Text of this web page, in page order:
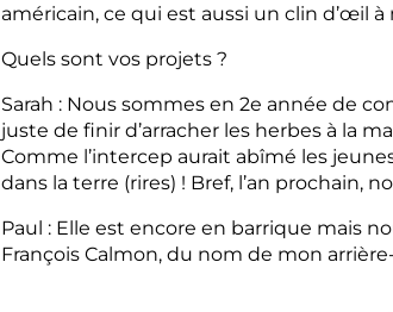
américain, ce qui est aussi un clin d’œil à
Quels sont vos projets ?
Sarah : Nous sommes en 2e année de
juste de finir d’arracher les herbes à la
Comme l’intercep aurait abîmé les
dans la terre (rires) ! Bref, l’an prochain,
Paul : Elle est encore en barrique mais
François Calmon, du nom de mon